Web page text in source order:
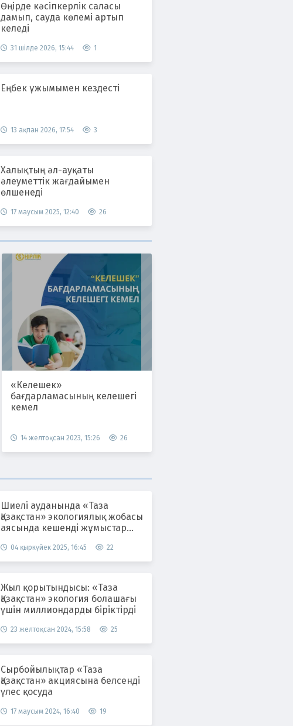
Өңірде кәсіпкерлік саласы
дамып, сауда көлемі артып
келеді
31 шілде 2026, 15:44 1
Еңбек ұжымымен кездесті
13 ақпан 2026, 17:54 3
Халықтың әл-ауқаты
әлеуметтік жағдайымен
өлшенеді
17 маусым 2025, 12:40 26
«Келешек»
бағдарламасының келешегі
кемел
14 желтоқсан 2023, 15:26 26
Шиелі ауданында «Таза
Қазақстан» экологиялық жобасы
аясында кешенді жұмыстар
04 қыркүйек 2025, 16:45 22
Жыл қорытындысы: «Таза
Қазақстан» экология болашағы
үшін миллиондарды біріктірді
23 желтоқсан 2024, 15:58 25
Сырбойылықтар «Таза
Қазақстан» акциясына белсенді
үлес қосуда
17 маусым 2024, 16:40 19